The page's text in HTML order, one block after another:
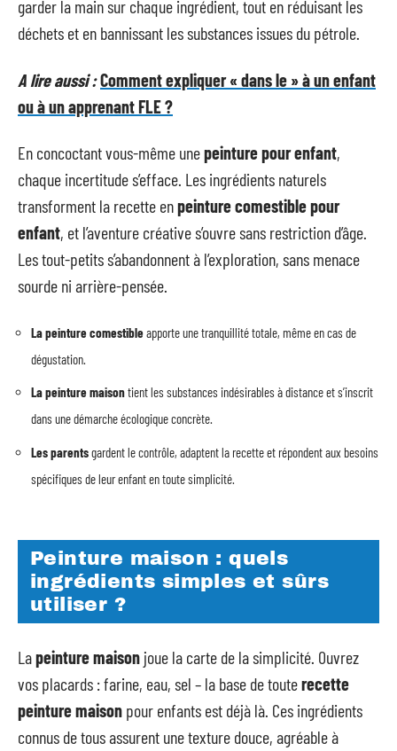
garder la main sur chaque ingrédient, tout en réduisant les
déchets et en bannissant les substances issues du pétrole.
A lire aussi :Comment expliquer « dans le » à un enfant
ou à un apprenant FLE ?
En concoctant vous-même unepeinture pour enfant,
chaque incertitude s’efface. Les ingrédients naturels
transforment la recette enpeinture comestible pour
enfant, et l’aventure créative s’ouvre sans restriction d’âge.
Les tout-petits s’abandonnent à l’exploration, sans menace
sourde ni arrière-pensée.
La peinture comestibleapporte une tranquillité totale, même en cas de
dégustation.
La peinture maisontient les substances indésirables à distance et s’inscrit
dans une démarche écologique concrète.
Les parentsgardent le contrôle, adaptent la recette et répondent aux besoins
spécifiques de leur enfant en toute simplicité.
Peinture maison : quels
ingrédients simples et sûrs
utiliser ?
Lapeinture maison joue la carte de la simplicité. Ouvrez
vos placards : farine, eau, sel – la base de touterecette
peinture maison pour enfants est déjà là. Ces ingrédients
connus de tous assurent une texture douce, agréable à